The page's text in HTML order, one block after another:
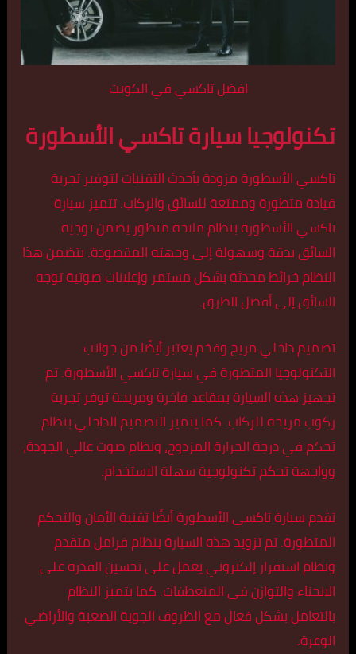
افضل تاكسي في الكويت
تكنولوجيا سيارة تاكسي الأسطورة
تاكسي الأسطورة مزودة بأحدث التقنيات لتوفير تجربة
قيادة متطورة وممتعة للسائق والركاب. تتميز سيارة
تاكسي الأسطورة بنظام ملاحة متطور يضمن توجيه
السائق بدقة وسهولة إلى وجهته المقصودة. يتضمن هذا
النظام خرائط محدثة بشكل مستمر وإعلانات صوتية توجه
السائق إلى أفضل الطرق.
تصميم داخلي مريح وفخم يعتبر أيضًا من جوانب
التكنولوجيا المتطورة في سيارة تاكسي الأسطورة. تم
تجهيز هذه السيارة بمقاعد فاخرة ومريحة توفر تجربة
ركوب مريحة للركاب. كما يتميز التصميم الداخلي بنظام
تحكم في درجة الحرارة المزدوج، ونظام صوت عالي الجودة،
وواجهة تحكم تكنولوجية سهلة الاستخدام.
تقدم سيارة تاكسي الأسطورة أيضًا تقنية الأمان والتحكم
المتطورة. تم تزويد هذه السيارة بنظام فرامل متقدم
ونظام استقرار إلكتروني يعمل على تحسين القدرة على
الانحناء والتوازن في المنعطفات. كما يتميز النظام
بالتعامل بشكل فعال مع الظروف الجوية الصعبة والأراضي
الوعرة.